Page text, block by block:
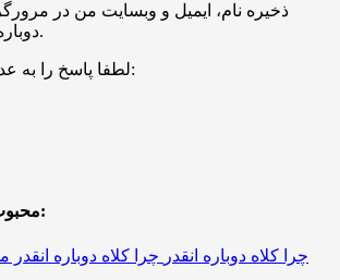
ذخیره نام، ایمیل و وبسایت من در
دوباره دیدگاهی می‌نویسم.
لطفا پاسخ را به عدد انگلیسی وارد کنید:
محبوب‌ترین مطالب مجله:
چرا کلاه دوباره انقدر